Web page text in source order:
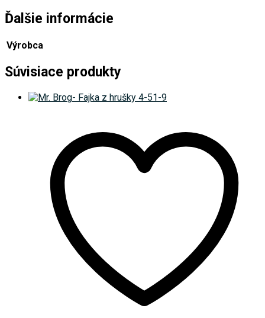
Ďalšie informácie
Výrobca
Súvisiace produkty